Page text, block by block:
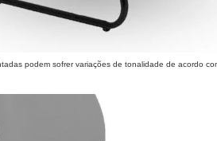
podem sofrer variações de tonalidade de acordo